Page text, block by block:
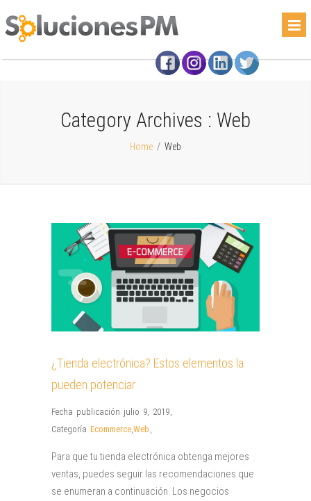
Category Archives : Web
Home / Web
¿Tienda electrónica? Estos elementos la
pueden potenciar
Fecha publicación julio 9, 2019,
Categoría Ecommerce,Web ,
Para que tu tienda electrónica obtenga mejores
ventas, puedes seguir las recomendaciones que
se enumeran a continuación. Los negocios